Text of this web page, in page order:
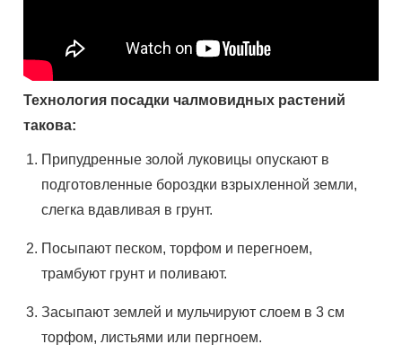
Технология посадки чалмовидных растений
такова:
Припудренные золой луковицы опускают в
подготовленные бороздки взрыхленной земли,
слегка вдавливая в грунт.
Посыпают песком, торфом и перегноем,
трамбуют грунт и поливают.
Засыпают землей и мульчируют слоем в 3 см
торфом, листьями или пергноем.